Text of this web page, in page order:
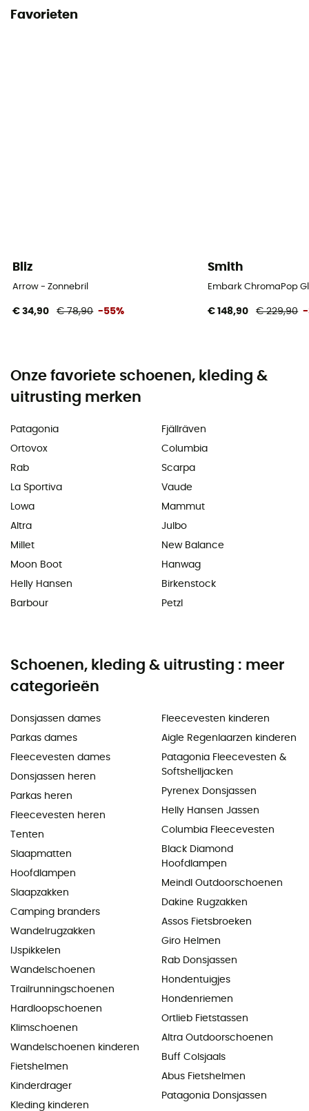
Favorieten
Bliz
Arrow - Zonnebril
€ 34,90 € 78,90 -55%
Smith
Embark ChromaPop
€ 148,90 € 229,90 -
Onze favoriete schoenen, kleding &
uitrusting merken
Patagonia
Ortovox
Rab
La Sportiva
Lowa
Altra
Millet
Moon Boot
Helly Hansen
Barbour
Fjällräven
Columbia
Scarpa
Vaude
Mammut
Julbo
New Balance
Hanwag
Birkenstock
Petzl
Schoenen, kleding & uitrusting : meer
categorieën
Donsjassen dames
Parkas dames
Fleecevesten dames
Donsjassen heren
Parkas heren
Fleecevesten heren
Tenten
Slaapmatten
Hoofdlampen
Slaapzakken
Camping branders
Wandelrugzakken
IJspikkelen
Wandelschoenen
Trailrunningschoenen
Hardloopschoenen
Klimschoenen
Wandelschoenen kinderen
Fietshelmen
Kinderdrager
Kleding kinderen
Fleecevesten kinderen
Aigle Regenlaarzen kinderen
Patagonia Fleecevesten &
Softshelljacken
Pyrenex Donsjassen
Helly Hansen Jassen
Columbia Fleecevesten
Black Diamond
Hoofdlampen
Meindl Outdoorschoenen
Dakine Rugzakken
Assos Fietsbroeken
Giro Helmen
Rab Donsjassen
Hondentuigjes
Hondenriemen
Ortlieb Fietstassen
Altra Outdoorschoenen
Buff Colsjaals
Abus Fietshelmen
Patagonia Donsjassen